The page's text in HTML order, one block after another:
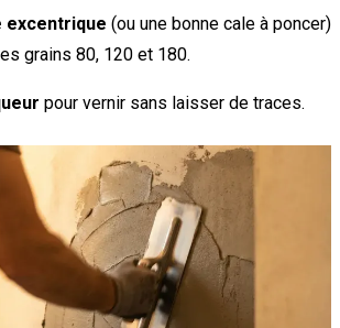
excentrique (ou une bonne cale à poncer)
grains 80, 120 et 180.
pour vernir sans laisser de traces.